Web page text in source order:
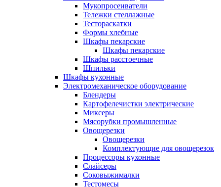
Мукопросеиватели
Тележки стеллажные
Тестораскатки
Формы хлебные
Шкафы пекарские
Шкафы пекарские
Шкафы расстоечные
Шпильки
Шкафы кухонные
Электромеханическое оборудование
Блендеры
Картофелечистки электрические
Миксеры
Мясорубки промышленные
Овощерезки
Овощерезки
Комплектующие для овощерезок
Процессоры кухонные
Слайсеры
Соковыжималки
Тестомесы